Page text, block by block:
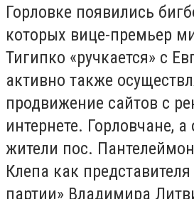
Горловке появились
которых вице-премьер
Тигипко «ручкается» с
активно также
продвижение сайтов с
интернете. Горловчане, а
жители пос.
Клепа как
партии» Владимира